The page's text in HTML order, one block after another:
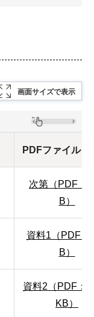
画面サイズで表示
PDFファイル
次第（PDF：
B）
資料1（PDF：
B）
資料2（PDF：
KB）